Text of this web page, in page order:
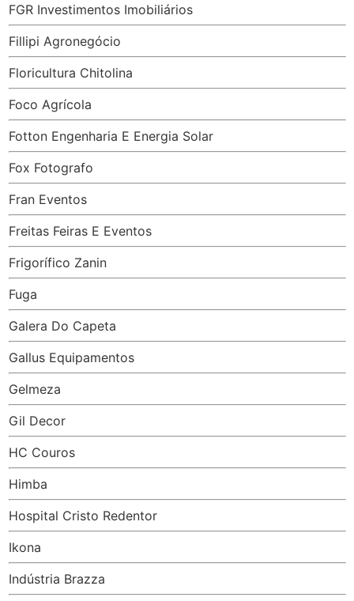
FGR Investimentos Imobiliários
Fillipi Agronegócio
Floricultura Chitolina
Foco Agrícola
Fotton Engenharia E Energia Solar
Fox Fotografo
Fran Eventos
Freitas Feiras E Eventos
Frigorífico Zanin
Fuga
Galera Do Capeta
Gallus Equipamentos
Gelmeza
Gil Decor
HC Couros
Himba
Hospital Cristo Redentor
Ikona
Indústria Brazza